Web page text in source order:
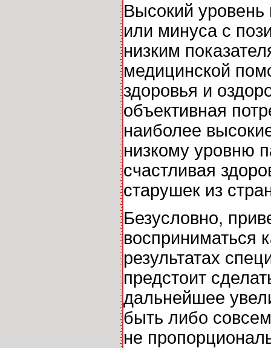
Высокий уровень
или минуса с
низким
медицинской
здоровья и
объективная
наиболее
низкому уровню
счастливая
старушек из
Безусловно,
восприниматься
результатах
предстоит
дальнейшее
быть либо
не